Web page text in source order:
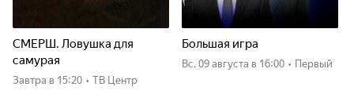
СМЕРШ. Ловушка для
самурая
Завтра в 15:20 • ТВ Центр
Большая игра
вс, 09 августа в 16:00 • Первый